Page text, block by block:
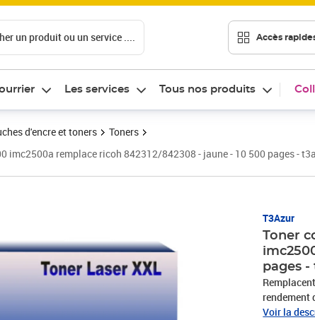
un produit ou un service .... Accès
Les services Tous nos produits
d'encre et toners
Toners
remplace ricoh 842312/842308 - jaune - 10 500 pages -
T3Azur
Toner
pages -
Remplacent
rendement
STMC, CE,
Voir la
Prix 59,90€